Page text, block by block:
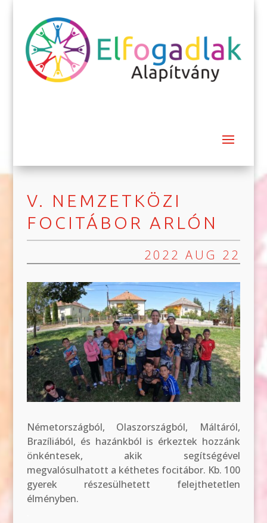
V. NEMZETKÖZI
FOCITÁBOR ARLÓN
2022 AUG 22
Németországból, Olaszországból, Máltáról,
Brazíliából, és hazánkból is érkeztek hozzánk
önkéntesek, akik segítségével
megvalósulhatott a kéthetes focitábor. Kb. 100
gyerek részesülhetett felejthetetlen
élményben.